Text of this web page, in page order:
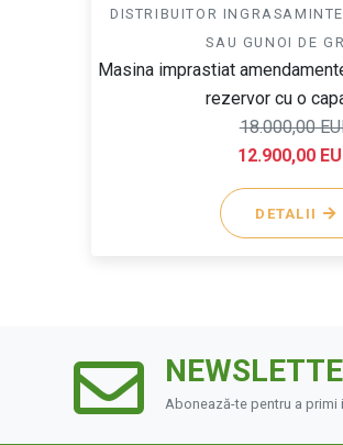
DISTRIBUITOR
SAU GUNOI DE
Masina imprastiat
rezervor cu o
18.000,00
12.900,00
DETALII
Abonează-te pentru a